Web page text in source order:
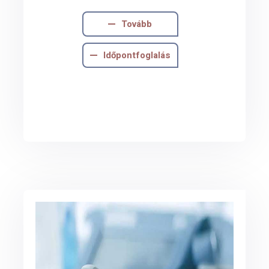
Tovább
Időpontfoglalás